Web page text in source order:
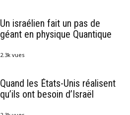
Un israélien fait un pas de
géant en physique Quantique
2.3k vues
Quand les États-Unis réalisent
qu’ils ont besoin d’Israël